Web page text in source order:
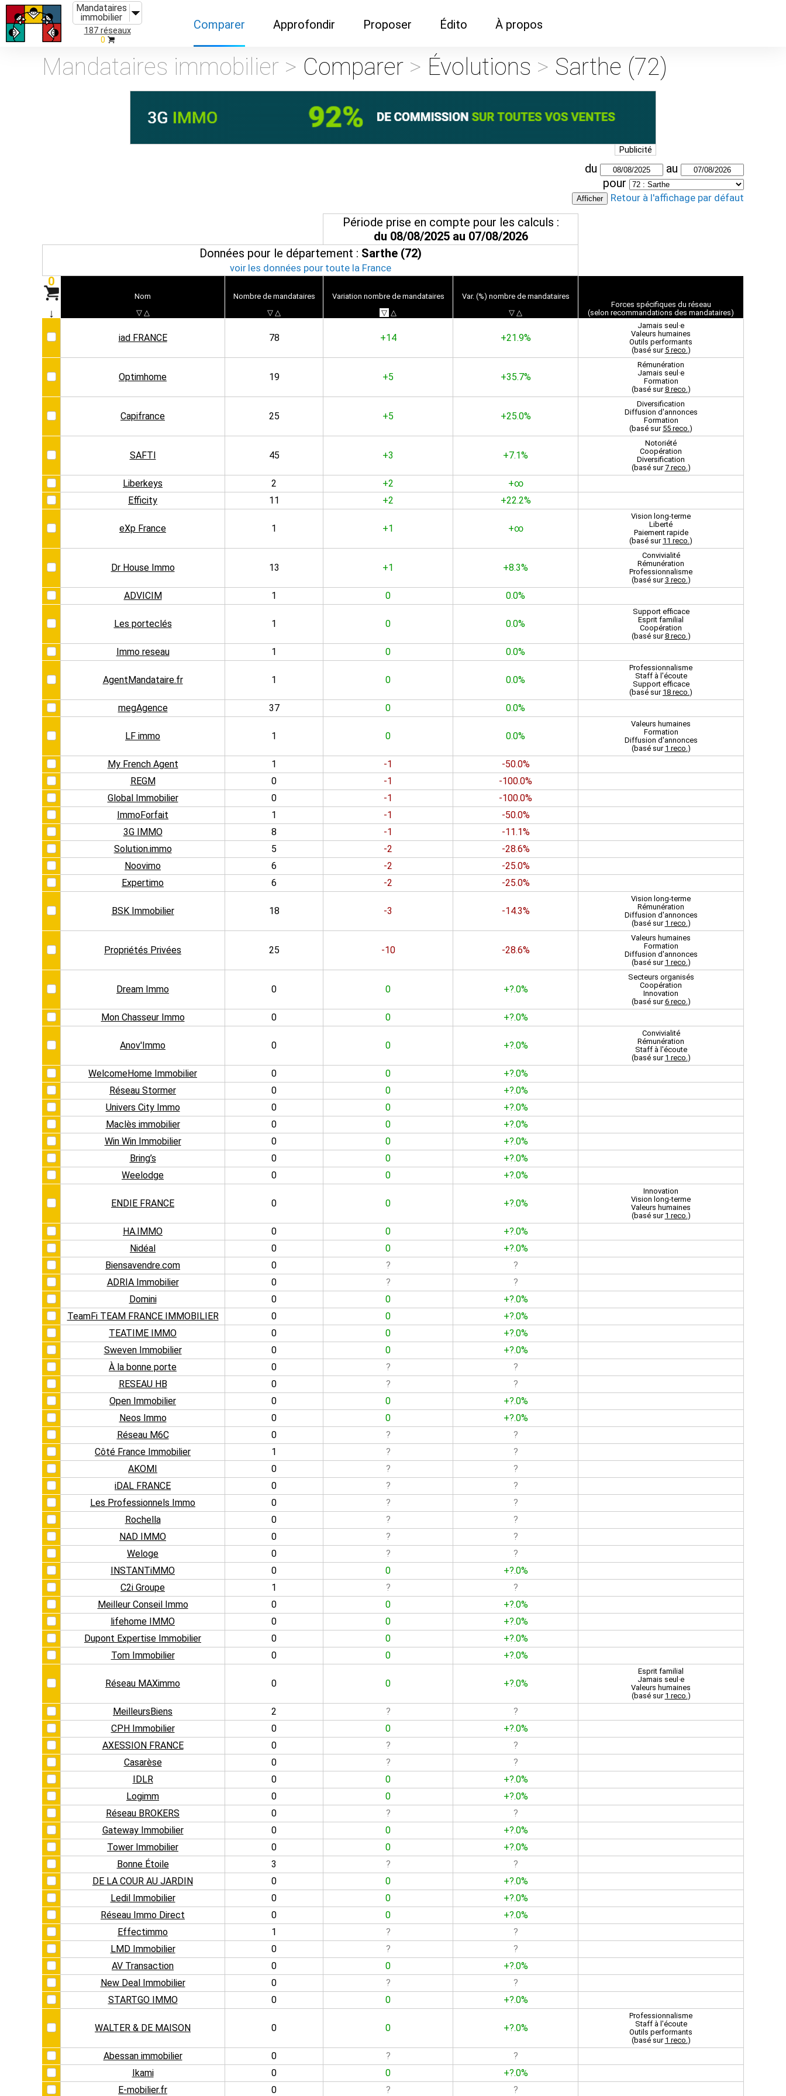
Mandataires
immobilier
187 réseaux
0
Comparer
Caractéristiques
Recommandations
Approfondir
Demandes de
documentation
Rencontres autour d'un
Proposer
Recommander son réseau
organisme de formation
Dispo "autour d'un café"
Édito
Newsletter
À propos
Nous contacter
Mandataires immobilier > Comparer > Évolutions > Sarthe (72)
Publicité
du
au
pour
Retour à l'affichage par défaut
Période prise en compte pour les calculs :
du 08/08/2025 au 07/08/2026
Données pour le département : Sarthe (72)
voir les données pour toute la France
0
↓
Nom
▽ △
Nombre de mand ataires
▽ △
Variation nombre de mand ataires
▽ △
Var. (%) nombre de mand ataires
▽ △
Forces spécifiques du réseau
(selon recommandations des mandataires)
iad FRANCE 78 +14 +21.9%
Jamais seul·e
Valeurs humaines
Outils performants
(basé sur 5 reco. )
Optimhome 19 +5 +35.7%
Rémunération
Jamais seul·e
Formation
(basé sur8 reco. )
Capifrance 25 +5 +25.0%
Diversification
Diffusion d'annonces
Formation
(basé sur 55 reco. )
SAFTI 45 +3 +7.1%
Notoriété
Coopération
Diversification
(basé sur7 reco. )
Liberkeys 2 +2
+∞
Efficity
11 +2 +22.2%
eXp France 1 +1 +∞
Vision long-terme
Liberté
Paiement rapide
(basé sur 11 reco. )
Dr House Immo 13 +1 +8.3%
Convivialité
Rémunération
Professionnalisme
(basé sur 3 reco. )
ADVICIM 1 0 0.0%
Les porteclés 1 0 0.0%
Support efficace
Esprit familial
Coopération
(basé sur8 reco. )
Immo reseau 1 0 0.0%
AgentMandataire.fr 1 0 0.0%
Professionnalisme
Staff à l'écoute
Support efficace
(basé sur 18 reco. )
megAgence 37 0 0.0%
LF immo 1 0 0.0%
Valeurs humaines
Formation
Diffusion d'annonces
(basé sur 1 reco. )
My French Agent 1 -1
-50.0%
REGM
0 -1
-100.0%
Global Immobilier
0 -1
-100.0%
ImmoForfait
1 -1
-50.0%
3G IMMO
8 -1
-11.1%
Solution.immo
5 -2
-28.6%
Noovimo
6 -2
-25.0%
Expertimo
6 -2 -25.0%
BSK Immobilier 18 -3 -14.3%
Vision long-terme
Rémunération
Diffusion d'annonces
(basé sur 1 reco. )
Propriétés Privées 25 -10 -28.6%
Valeurs humaines
Formation
Diffusion d'annonces
(basé sur 1 reco. )
Dream Immo 0 0 +?.0%
Secteurs organisés
Coopération
Innovation
(basé sur6 reco. )
Mon Chasseur Immo 0 0 +?.0%
Anov'Immo 0 0 +?.0%
Convivialité
Rémunération
Staff à l'écoute
(basé sur 1 reco. )
WelcomeHome Immobilier 0 0
+?.0%
Réseau Stormer
0 0
+?.0%
Univers City Immo
0 0
+?.0%
Maclès immobilier
0 0
+?.0%
Win Win Immobilier
0 0
+?.0%
Bring’s
0 0
+?.0%
Weelodge
0 0 +?.0%
ENDIE FRANCE 0 0 +?.0%
Innovation
Vision long-terme
Valeurs humaines
(basé sur 1 reco. )
HA.IMMO 0 0
+?.0%
Nidéal
0 0
+?.0%
Biensavendre.com
0 ?
?
ADRIA Immobilier
0 ?
?
Domini
0 0
+?.0%
TeamFi TEAM FRANCE IMMOBILIER
0 0
+?.0%
TEATIME IMMO
0 0
+?.0%
Sweven Immobilier
0 0
+?.0%
À la bonne porte
0 ?
?
RESEAU HB
0 ?
?
Open Immobilier
0 0
+?.0%
Neos Immo
0 0
+?.0%
Réseau M6C
0 ?
?
Côté France Immobilier
1 ?
?
AKOMI
0 ?
?
iDAL FRANCE
0 ?
?
Les Professionnels Immo
0 ?
?
Rochella
0 ?
?
NAD IMMO
0 ?
?
Weloge
0 ?
?
INSTANTiMMO
0 0
+?.0%
C2i Groupe
1 ?
?
Meilleur Conseil Immo
0 0
+?.0%
lifehome IMMO
0 0
+?.0%
Dupont Expertise Immobilier
0 0
+?.0%
Tom Immobilier
0 0 +?.0%
Réseau MAXimmo 0 0 +?.0%
Esprit familial
Jamais seul·e
Valeurs humaines
(basé sur 1 reco. )
MeilleursBiens 2 ?
?
CPH Immobilier
0 0
+?.0%
AXESSION FRANCE
0 ?
?
Casarèse
0 ?
?
IDLR
0 0
+?.0%
Logimm
0 0
+?.0%
Réseau BROKERS
0 ?
?
Gateway Immobilier
0 0
+?.0%
Tower Immobilier
0 0
+?.0%
Bonne Étoile
3 ?
?
DE LA COUR AU JARDIN
0 0
+?.0%
Ledil Immobilier
0 0
+?.0%
Réseau Immo Direct
0 0
+?.0%
Effectimmo
1 ?
?
LMD Immobilier
0 ?
?
AV Transaction
0 0
+?.0%
New Deal Immobilier
0 ?
?
STARTGO IMMO
0 0 +?.0%
WALTER & DE MAISON 0 0 +?.0%
Professionnalisme
Staff à l'écoute
Outils performants
(basé sur 1 reco. )
Abessan immobilier 0 ?
?
Ikami
0 0
+?.0%
E-mobilier.fr
0 ? ?